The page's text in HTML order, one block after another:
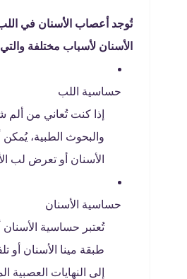
تُوجد أعصاب الأسنان في
الأسنان لأسباب مختلفة
حساسية اللب
إذا كنت تُعاني من
والبحوث الطبية،
الأسنان أو تعرض لب
حساسية الأسنان
تُعتبر حساسية
طبقة مينا الأسنان أو
إلى النهايات